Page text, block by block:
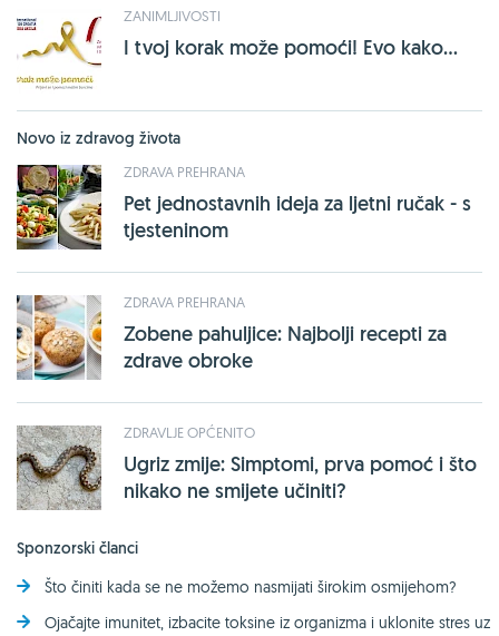
ZANIMLJIVOSTI
I tvoj korak može pomoći! Evo kako...
Novo iz zdravog života
ZDRAVA PREHRANA
Pet jednostavnih ideja za ljetni ručak - s
tjesteninom
ZDRAVA PREHRANA
Zobene pahuljice: Najbolji recepti za
zdrave obroke
ZDRAVLJE OPĆENITO
Ugriz zmije: Simptomi, prva pomoć i što
nikako ne smijete učiniti?
Sponzorski članci
Što činiti kada se ne možemo nasmijati širokim osmijehom?
Ojačajte imunitet, izbacite toksine iz organizma i uklonite stres uz